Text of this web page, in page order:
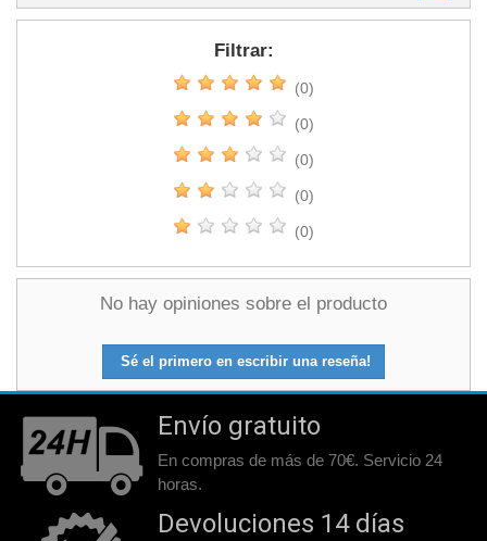
Filtrar:
(0)
(0)
(0)
(0)
(0)
No hay opiniones sobre el producto
Sé el primero en escribir una reseña!
Envío gratuito
En compras de más de 70€. Servicio 24
horas.
Devoluciones 14 días